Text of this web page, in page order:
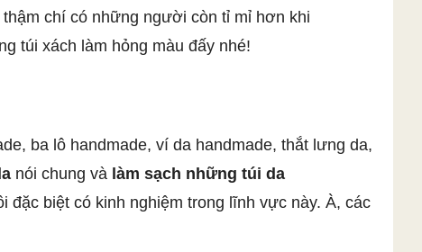
chí có những người còn tỉ mỉ hơn khi
túi xách làm hỏng màu đấy nhé!
ba lô handmade, ví da handmade, thắt lưng da,
nói chung và làm sạch những túi da
đặc biệt có kinh nghiệm trong lĩnh vực này. À, các